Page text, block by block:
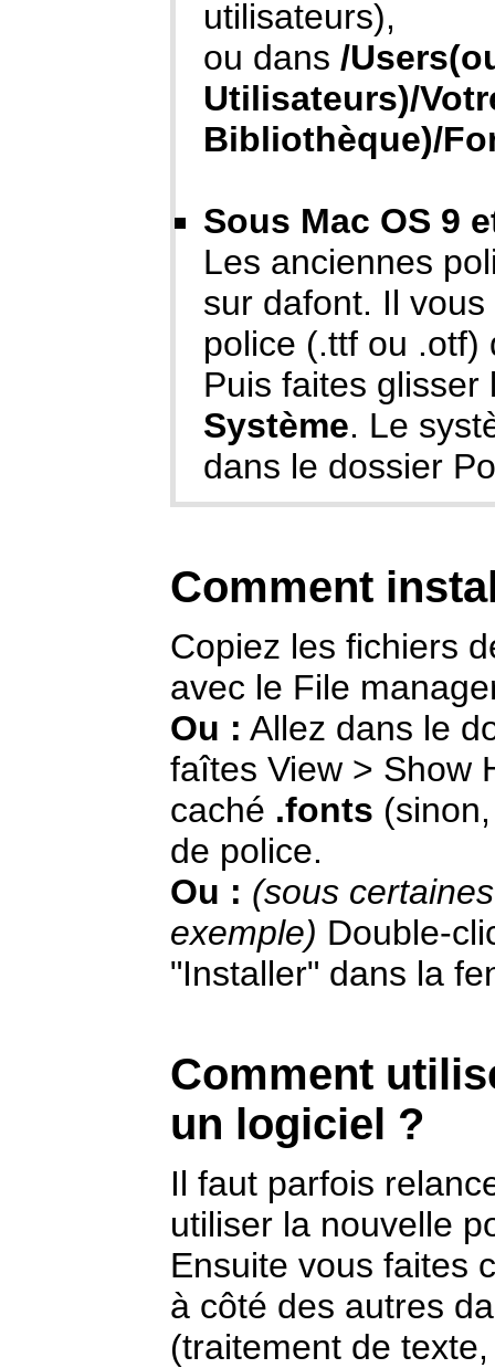
utilisateurs),
ou dans /
Utilisateurs)/
Bibliothèque)/
Sous Mac OS 9
Les anciennes
sur dafont. Il
police (.ttf ou .otf)
Puis faites
Système. Le
dans le dossier
Comment
Copiez les fichiers
avec le File
Ou : Allez dans le
faîtes View > Show
caché .fonts
de police.
Ou : (sous
exemple) Double-
"Installer" dans la
Comment
un logiciel ?
Il faut parfois
utiliser la nouvelle
Ensuite vous faites
à côté des autres
(traitement de